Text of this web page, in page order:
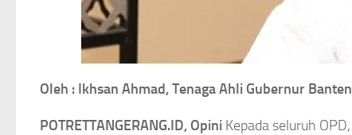
Oleh : Ikhsan Ahmad, Tenaga Ahli Gubernur
POTRETTANGERANG.ID, Opini Kepada seluruh